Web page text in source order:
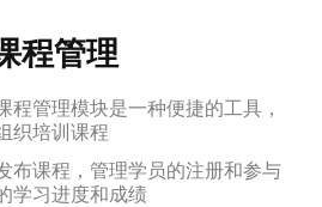
程管理
程管理模块是一种便捷的工具，
织培训课程
布课程，管理学员的注册和参与
学习进度和成绩